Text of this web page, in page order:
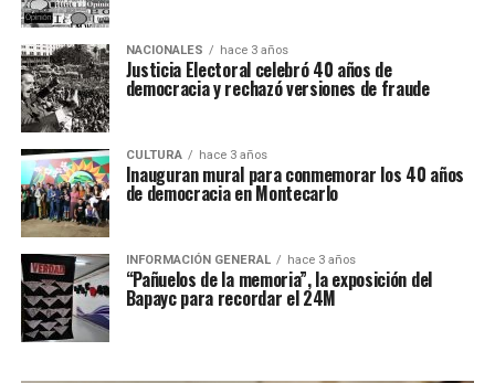
NACIONALES hace 3 años
Justicia Electoral celebró 40 años de
democracia y rechazó versiones de fraude
CULTURA hace 3 años
Inauguran mural para conmemorar los 40 años
de democracia en Montecarlo
INFORMACIÓN GENERAL hace 3 años
“Pañuelos de la memoria”, la exposición del
Bapayc para recordar el 24M